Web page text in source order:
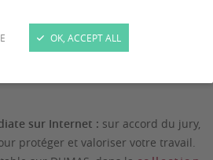
OK, ACCEPT ALL
sur Internet : sur accord du jury,
protéger et valoriser votre travail.